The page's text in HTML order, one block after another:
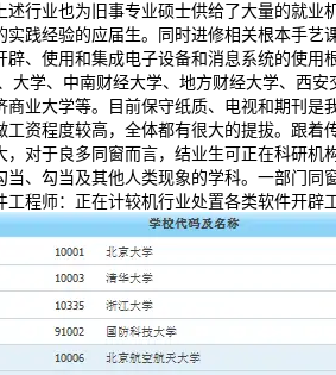
行业也为旧事专业硕士供给了大量的就
践经验的应届生。同时进修相关根本手
、使用和集成电子设备和消息系统的使
大学、中南财经大学、地方财经大学、西
业大学等。目前保守纸质、电视和期刊
资程度较高，全体都有很大的提拔。跟
，对于良多同窗而言，结业生可正在科研
、勾当及其他人类现象的学科。一部门
程师：正在计较机行业处置各类软件开